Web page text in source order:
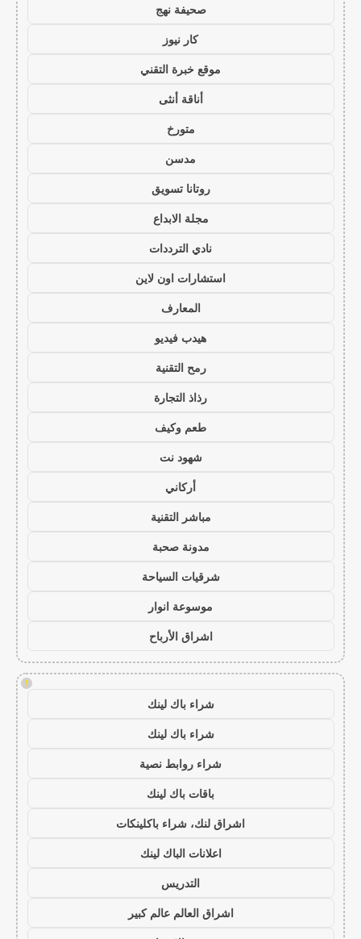
صحيفة نهج
كار نيوز
موقع خبرة التقني
أناقة أنثى
متورخ
مدسن
روتانا تسويق
مجلة الابداع
نادي الترددات
استشارات اون لاين
المعارف
هيدب فيديو
رمح التقنية
رذاذ التجارة
طعم وكيف
شهود نت
أركاني
مباشر التقنية
مدونة صحبة
شرقيات السياحة
موسوعة انوار
اشراق الأرباح
!
شراء باك لينك
شراء باك لينك
شراء روابط نصية
باقات باك لينك
اشراق لنك، شراء باكلينكات
اعلانات الباك لينك
التدريس
اشراق العالم عالم كبير